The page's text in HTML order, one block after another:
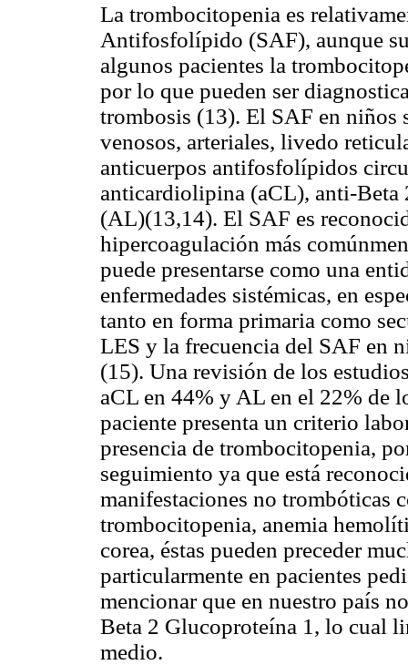
La trombocitopenia es
Antifosfolípido (SAF), aunque
algunos pacientes la
por lo que pueden ser
trombosis (13). El SAF en niños
venosos, arteriales, livedo
anticuerpos antifosfolípidos
anticardiolipina (aCL), anti-
(AL)(13,14). El SAF es
hipercoagulación más
puede presentarse como una
enfermedades sistémicas, en
tanto en forma primaria como
LES y la frecuencia del SAF en
(15). Una revisión de los
aCL en 44% y AL en el 22% de
paciente presenta un criterio
presencia de trombocitopenia,
seguimiento ya que está
manifestaciones no trombóticas
trombocitopenia, anemia
corea, éstas pueden preceder
particularmente en pacientes
mencionar que en nuestro país
Beta 2 Glucoproteína 1, lo cual
medio.